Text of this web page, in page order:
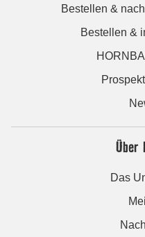
Bestellen &
Bestellen &
Über
Das